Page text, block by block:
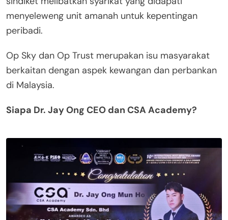
menyeleweng unit amanah untuk kepentingan
peribadi.
Op Sky dan Op Trust merupakan isu masyarakat
berkaitan dengan aspek kewangan dan perbankan
di Malaysia.
Siapa Dr. Jay Ong CEO dan CSA Academy?